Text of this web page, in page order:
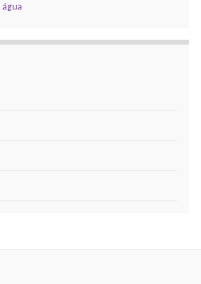
água